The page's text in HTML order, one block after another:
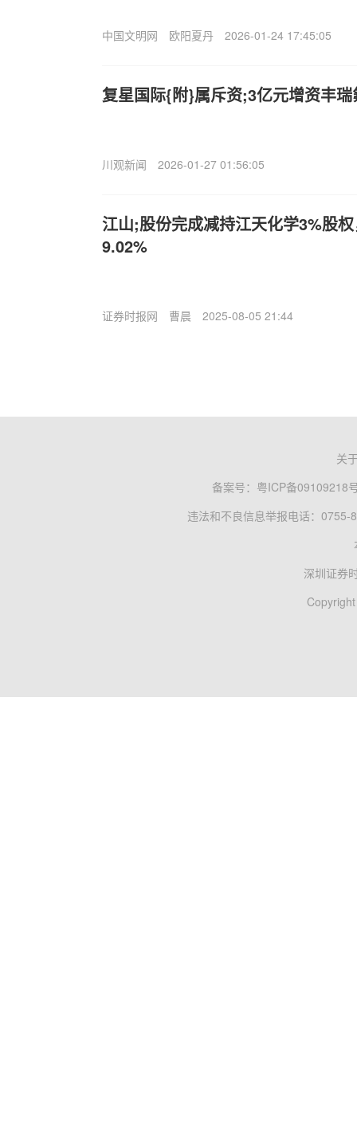
中国文明网 欧阳夏丹 2026-01-24 17:45:05
复星国际{附}属斥资;3亿元增资丰
川观新闻 2026-01-27 01:56:05
江山;股份完成减持江天化学3%股
9.02%
证券时报网 曹晨 2025-08-05 21:44
关
备案号： 粤ICP备09109218
违法和不良信息举报电话：0755-
深圳证券